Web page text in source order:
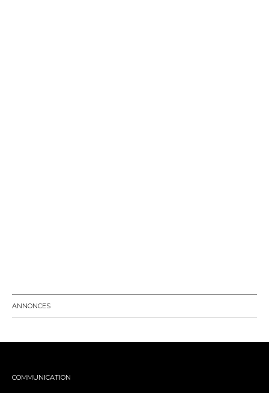
ANNONCES
COMMUNICATION